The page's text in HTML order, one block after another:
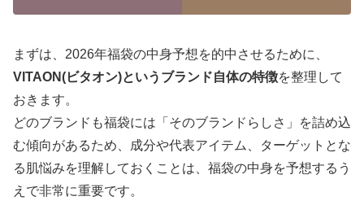
まずは、2026年福袋の中身予想を的中させるために、
VITAON(ビタオン)というブランド自体の特徴を整理して
おきます。
どのブランドも福袋には「そのブランドらしさ」を詰め込
む傾向があるため、成分や代表アイテム、ターゲットとな
る肌悩みを理解しておくことは、福袋の中身を予想するう
えで非常に重要です。